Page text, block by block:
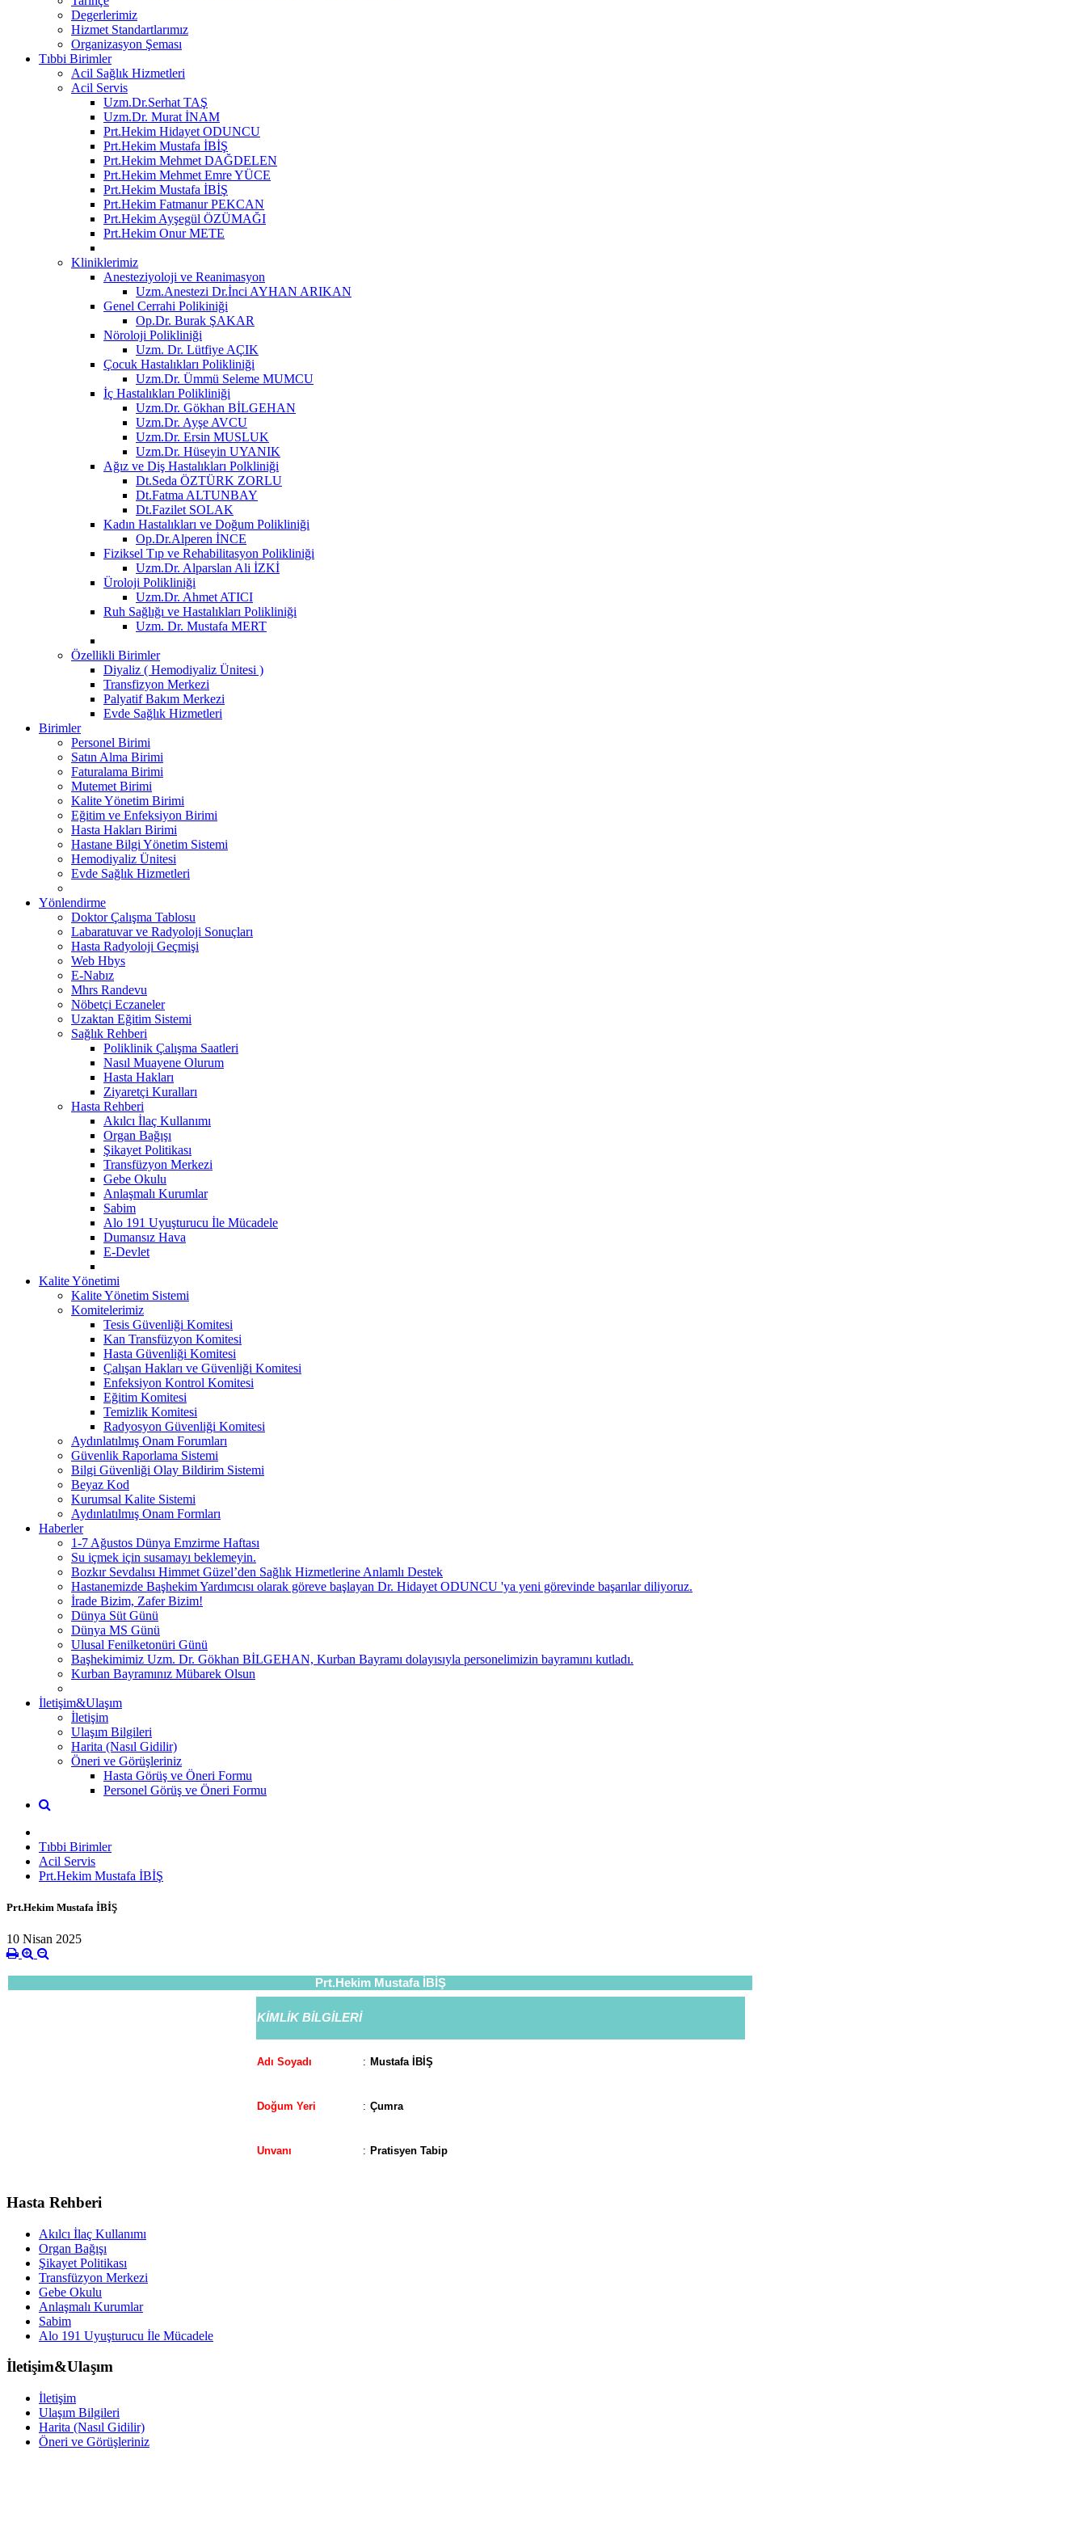
Degerlerimiz
Hizmet Standartlarımız
Organizasyon Şeması
Tıbbi Birimler
Acil Sağlık Hizmetleri
Acil Servis
Uzm.Dr.Serhat TAŞ
Uzm.Dr. Murat İNAM
Prt.Hekim Hidayet ODUNCU
Prt.Hekim Mustafa İBİŞ
Prt.Hekim Mehmet DAĞDELEN
Prt.Hekim Mehmet Emre YÜCE
Prt.Hekim Mustafa İBİŞ
Prt.Hekim Fatmanur PEKCAN
Prt.Hekim Ayşegül ÖZÜMAĞI
Prt.Hekim Onur METE
Kliniklerimiz
Anesteziyoloji ve Reanimasyon
Uzm.Anestezi Dr.İnci AYHAN ARIKAN
Genel Cerrahi Polikiniği
Op.Dr. Burak ŞAKAR
Nöroloji Polikliniği
Uzm. Dr. Lütfiye AÇIK
Çocuk Hastalıkları Polikliniği
Uzm.Dr. Ümmü Seleme MUMCU
İç Hastalıkları Polikliniği
Uzm.Dr. Gökhan BİLGEHAN
Uzm.Dr. Ayşe AVCU
Uzm.Dr. Ersin MUSLUK
Uzm.Dr. Hüseyin UYANIK
Ağız ve Diş Hastalıkları Polkliniği
Dt.Seda ÖZTÜRK ZORLU
Dt.Fatma ALTUNBAY
Dt.Fazilet SOLAK
Kadın Hastalıkları ve Doğum Polikliniği
Op.Dr.Alperen İNCE
Fiziksel Tıp ve Rehabilitasyon Polikliniği
Uzm.Dr. Alparslan Ali İZKİ
Üroloji Polikliniği
Uzm.Dr. Ahmet ATICI
Ruh Sağlığı ve Hastalıkları Polikliniği
Uzm. Dr. Mustafa MERT
Özellikli Birimler
Diyaliz ( Hemodiyaliz Ünitesi )
Transfizyon Merkezi
Palyatif Bakım Merkezi
Evde Sağlık Hizmetleri
Birimler
Personel Birimi
Satın Alma Birimi
Faturalama Birimi
Mutemet Birimi
Kalite Yönetim Birimi
Eğitim ve Enfeksiyon Birimi
Hasta Hakları Birimi
Hastane Bilgi Yönetim Sistemi
Hemodiyaliz Ünitesi
Evde Sağlık Hizmetleri
Yönlendirme
Doktor Çalışma Tablosu
Labaratuvar ve Radyoloji Sonuçları
Hasta Radyoloji Geçmişi
Web Hbys
E-Nabız
Mhrs Randevu
Nöbetçi Eczaneler
Uzaktan Eğitim Sistemi
Sağlık Rehberi
Poliklinik Çalışma Saatleri
Nasıl Muayene Olurum
Hasta Hakları
Ziyaretçi Kuralları
Hasta Rehberi
Akılcı İlaç Kullanımı
Organ Bağışı
Şikayet Politikası
Transfüzyon Merkezi
Gebe Okulu
Anlaşmalı Kurumlar
Sabim
Alo 191 Uyuşturucu İle Mücadele
Dumansız Hava
E-Devlet
Kalite Yönetimi
Kalite Yönetim Sistemi
Komitelerimiz
Tesis Güvenliği Komitesi
Kan Transfüzyon Komitesi
Hasta Güvenliği Komitesi
Çalışan Hakları ve Güvenliği Komitesi
Enfeksiyon Kontrol Komitesi
Eğitim Komitesi
Temizlik Komitesi
Radyosyon Güvenliği Komitesi
Aydınlatılmış Onam Forumları
Güvenlik Raporlama Sistemi
Bilgi Güvenliği Olay Bildirim Sistemi
Beyaz Kod
Kurumsal Kalite Sistemi
Aydınlatılmış Onam Formları
Haberler
1-7 Ağustos Dünya Emzirme Haftası
Su içmek için susamayı beklemeyin.
Bozkır Sevdalısı Himmet Güzel’den Sağlık Hizmetlerine Anlamlı Destek
Hastanemizde Başhekim Yardımcısı olarak göreve başlayan Dr. Hidayet ODUNCU 'ya yeni görevinde başarılar diliyoruz.
İrade Bizim, Zafer Bizim!
Dünya Süt Günü
Dünya MS Günü
Ulusal Fenilketonüri Günü
Başhekimimiz Uzm. Dr. Gökhan BİLGEHAN, Kurban Bayramı dolayısıyla personelimizin bayramını kutladı.
Kurban Bayramınız Mübarek Olsun
İletişim&Ulaşım
İletişim
Ulaşım Bilgileri
Harita (Nasıl Gidilir)
Öneri ve Görüşleriniz
Hasta Görüş ve Öneri Formu
Personel Görüş ve Öneri Formu
Tıbbi Birimler
Acil Servis
Prt.Hekim Mustafa İBİŞ
Prt.Hekim Mustafa İBİŞ
10 Nisan 2025
Prt.Hekim Mustafa İBİŞ
KİMLİK BİLGİLERİ
Adı Soyadı : Mustafa İBİŞ
Doğum Yeri : Çumra
Unvanı : Pratisyen Tabip
Hasta Rehberi
Akılcı İlaç Kullanımı
Organ Bağışı
Şikayet Politikası
Transfüzyon Merkezi
Gebe Okulu
Anlaşmalı Kurumlar
Sabim
Alo 191 Uyuşturucu İle Mücadele
İletişim&Ulaşım
İletişim
Ulaşım Bilgileri
Harita (Nasıl Gidilir)
Öneri ve Görüşleriniz